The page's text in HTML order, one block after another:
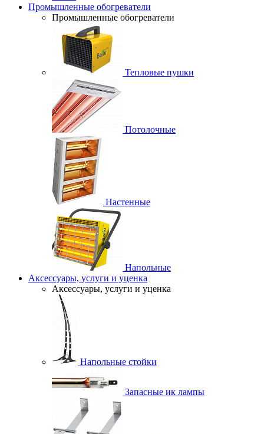
Промышленные обогреватели
Промышленные обогреватели
Тепловые пушки
Потолочные
Настенные
Напольные
Аксессуары, услуги и уценка
Аксессуары, услуги и уценка
Напольные стойки
Запасные ик лампы